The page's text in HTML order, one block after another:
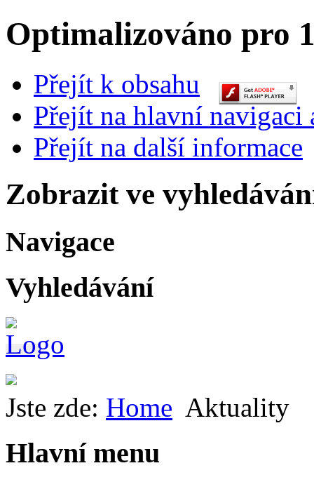
Optimalizováno pro
Přejít k obsahu
Přejít na hlavní navigaci
Přejít na další informace
Zobrazit ve
Navigace
Vyhledávání
Jste zde: Home Aktuality
Hlavní menu